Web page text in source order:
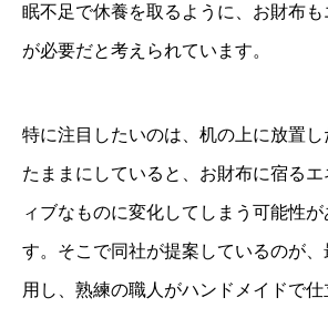
眠不足で休養を取るように、お財布
が必要だと考えられています。
特に注目したいのは、机の上に放置
たままにしていると、お財布に宿る
ィブなものに変化してしまう可能性
す。そこで同社が提案しているのが
用し、熟練の職人がハンドメイドで